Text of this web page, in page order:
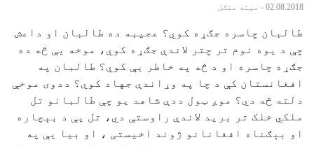
02.08.2018 - مینه منګل
‎طالبان چاسره جګړه کوي؟ ‎عجیبه ده طالبان او داعش
چې د یوه نوم تر چتر لاندې جګړه کوي، موخه یې څه ده
جګړه چاسره او د څه په خاطر یې کوي؟ ‎طالبان په
افغانستان کې د چا په وړاندې جهاد کوي؟ ددوی موخې
دلته څه دي؟ ‎موږ ټول ددې شاهد یو چې طالبانو تل
ملکي خلک تر برید لاندې راوستې دي، تل یې د بېچاره
او بېګناه افغانانو ژوند اخیستی ، او بیا یې په